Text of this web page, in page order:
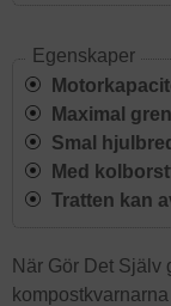
Egenskaper
Maximal
Smal
Med
Tratten kan
När Gör Det Själv